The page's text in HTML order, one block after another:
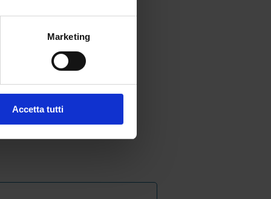
Marketing
Accetta tuttiformativa